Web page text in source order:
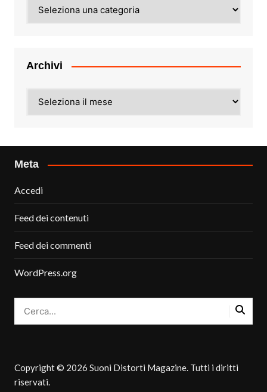
Archivi
Meta
Accedi
Feed dei contenuti
Feed dei commenti
WordPress.org
Copyright © 2026 Suoni Distorti Magazine. Tutti i diritti
riservati.